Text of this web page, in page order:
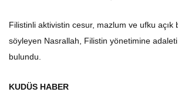
Filistinli aktivistin cesur, mazlum ve ufku açık
söyleyen Nasrallah, Filistin yönetimine adaleti
bulundu.
KUDÜS HABER